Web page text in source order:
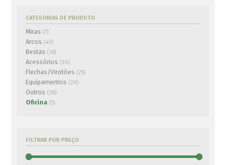
Máquina cola-penas
€52.00
CATEGORIAS DE PRODUTO
Miras (7)
Arcos (43)
Bestas (18)
Acessórios (30)
Flechas/Virotões (25)
Equipamentos (29)
Outros (38)
Oficina (5)
FILTRAR POR PREÇO